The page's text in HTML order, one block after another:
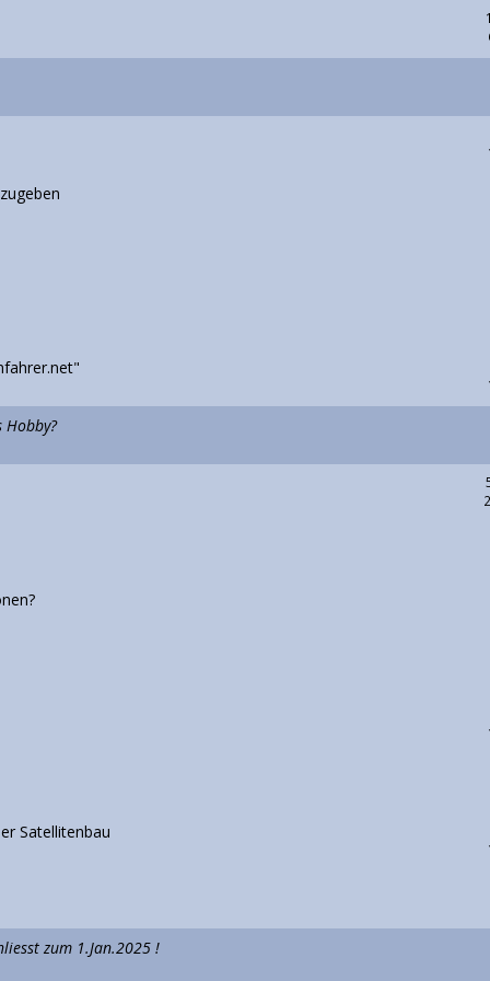
Hobby?
Satellitenbau
zum 1.Jan.2025 !